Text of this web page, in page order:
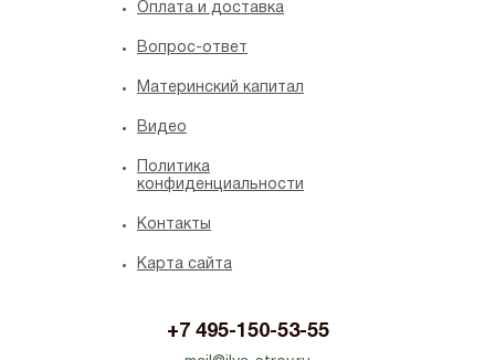
Оплата и доставка
Вопрос-ответ
Материнский капитал
Видео
Политика
конфиденциальности
Контакты
Карта сайта
+7 495-150-53-55